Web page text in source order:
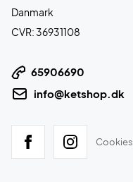
Danmark
CVR: 36931108
65906690
info@ketshop.dk
Cookies